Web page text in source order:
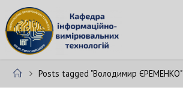
Skip
to
content
ЕД
HomePosts tagged "Володимир ЄРЕМЕНКО"